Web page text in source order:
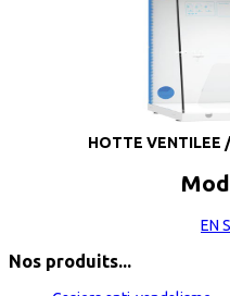
HOTTE VENTILEE
EN
Nos produits...